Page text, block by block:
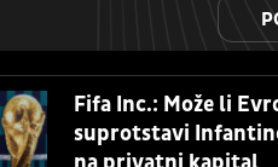
Fifa Inc.: Može li
suprotstavi